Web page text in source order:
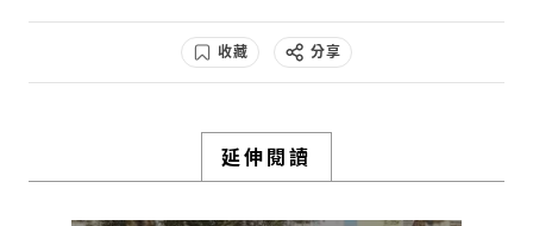
自己是設定要把農業產品往市場導向的方
向去開發。
0
檢舉留言
很感謝水保署，當時我入選了青年回鄉計
畫，這 3 年投入這樣的計畫，其中有兩
0 2y
檢舉留言
美伶姐，您對聖峰有沒有什麼期待？聽起
2y
收藏 分享
延伸閱讀